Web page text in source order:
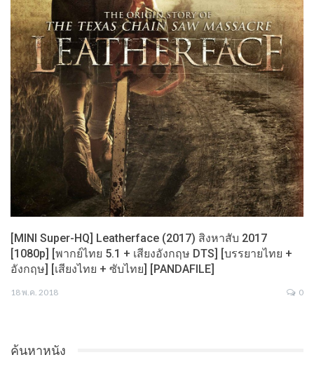
[MINI Super-HQ] Leatherface (2017) สิงหาสับ 2017
[1080p] [พากย์ไทย 5.1 + เสียงอังกฤษ DTS] [บรรยายไทย +
อังกฤษ] [เสียงไทย + ซับไทย] [PANDAFILE]
18 พ.ค. 2018 0
ค้นหาหนัง